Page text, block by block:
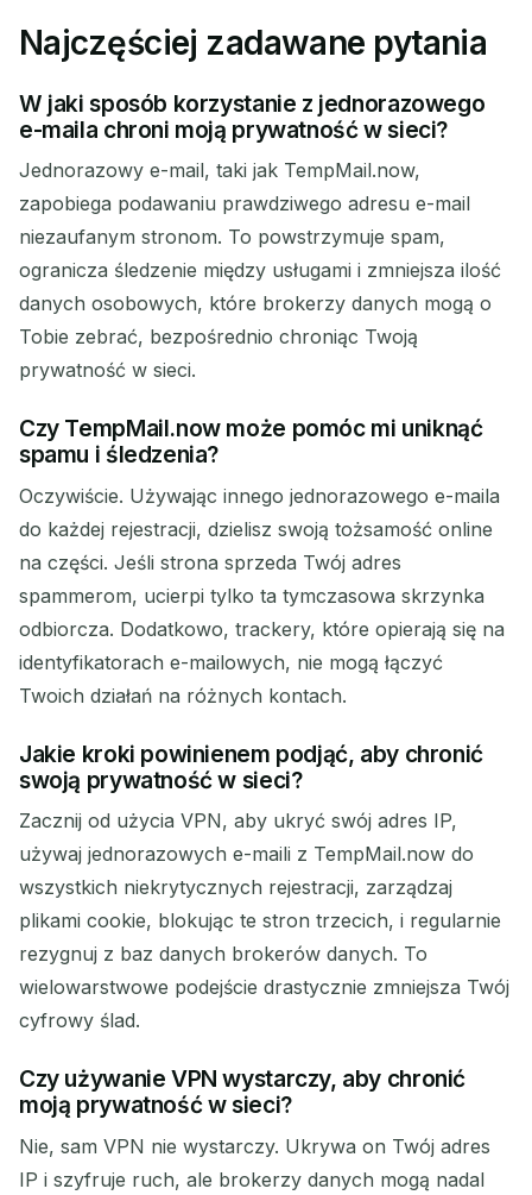
Najczęściej zadawane pytania
W jaki sposób korzystanie z jednorazowego
e-maila chroni moją prywatność w sieci?
Jednorazowy e-mail, taki jak TempMail.now,
zapobiega podawaniu prawdziwego adresu e-mail
niezaufanym stronom. To powstrzymuje spam,
ogranicza śledzenie między usługami i zmniejsza ilość
danych osobowych, które brokerzy danych mogą o
Tobie zebrać, bezpośrednio chroniąc Twoją
prywatność w sieci.
Czy TempMail.now może pomóc mi uniknąć
spamu i śledzenia?
Oczywiście. Używając innego jednorazowego e-maila
do każdej rejestracji, dzielisz swoją tożsamość online
na części. Jeśli strona sprzeda Twój adres
spammerom, ucierpi tylko ta tymczasowa skrzynka
odbiorcza. Dodatkowo, trackery, które opierają się na
identyfikatorach e-mailowych, nie mogą łączyć
Twoich działań na różnych kontach.
Jakie kroki powinienem podjąć, aby chronić
swoją prywatność w sieci?
Zacznij od użycia VPN, aby ukryć swój adres IP,
używaj jednorazowych e-maili z TempMail.now do
wszystkich niekrytycznych rejestracji, zarządzaj
plikami cookie, blokując te stron trzecich, i regularnie
rezygnuj z baz danych brokerów danych. To
wielowarstwowe podejście drastycznie zmniejsza Twój
cyfrowy ślad.
Czy używanie VPN wystarczy, aby chronić
moją prywatność w sieci?
Nie, sam VPN nie wystarczy. Ukrywa on Twój adres
IP i szyfruje ruch, ale brokerzy danych mogą nadal